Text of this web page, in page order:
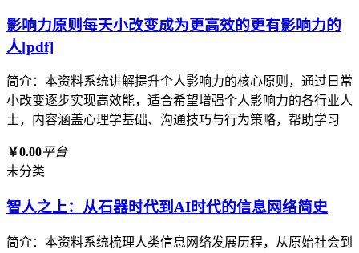
影响力原则每天小改变成为更高效的更有影响力的
人[pdf]
简介：本资料系统讲解提升个人影响力的核心原则，通过日常
小改变逐步实现高效能，适合希望增强个人影响力的各行业人
士，内容涵盖心理学基础、沟通技巧与行为策略，帮助学习
￥0.00平台
未分类
智人之上：从石器时代到AI时代的信息网络简史
简介：本资料系统梳理人类信息网络发展历程，从原始社会到